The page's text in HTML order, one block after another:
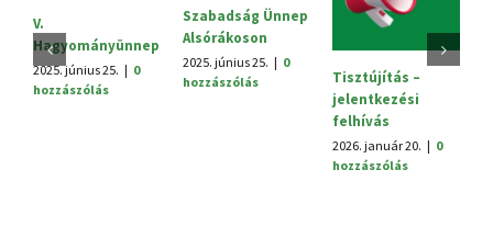
V.
Hagyományünnep
2025. június 25. | 0
hozzászólás
Szabadság Ünnep
Alsórákoson
2025. június 25. | 0
hozzászólás
Tisztújítás –
jelentkezési
felhívás
2026. január 20. | 0
hozzászólás